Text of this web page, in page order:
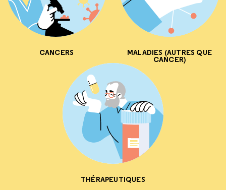
CANCERS MALADIES (AUTRES QUE
CANCER)
THÉRAPEUTIQUES